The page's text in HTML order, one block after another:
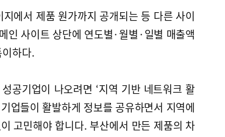
에서 제품 원가까지 공개되는 등 다른 사이
인 사이트 상단에 연도별·월별·일별 매출액
하다.
공기업이 나오려면 ‘지역 기반 네트워크 활
업들이 활발하게 정보를 공유하면서 지역에
고민해야 합니다. 부산에서 만든 제품의 차